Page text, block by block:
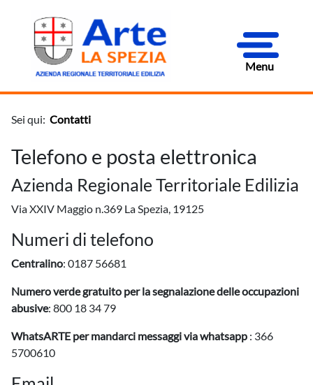
Menu
Sei qui: Contatti
Telefono e posta elettronica
Azienda Regionale Territoriale Edilizia
Via XXIV Maggio n.369 La Spezia, 19125
Numeri di telefono
Centralino: 0187 56681
Numero verde gratuito per la segnalazione delle occupazioni
abusive: 800 18 34 79
WhatsARTE per mandarci messaggi via whatsapp : 366
5700610